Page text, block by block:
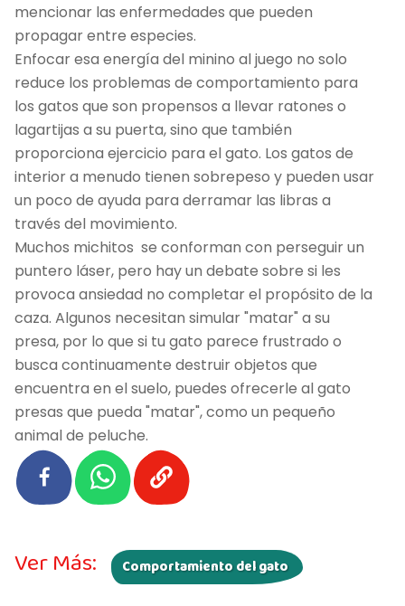
mencionar las enfermedades que pueden
propagar entre especies.
Enfocar esa energía del minino al juego no solo
reduce los problemas de comportamiento para
los gatos que son propensos a llevar ratones o
lagartijas a su puerta, sino que también
proporciona ejercicio para el gato. Los gatos de
interior a menudo tienen sobrepeso y pueden usar
un poco de ayuda para derramar las libras a
través del movimiento.
Muchos michitos se conforman con perseguir un
puntero láser, pero hay un debate sobre si les
provoca ansiedad no completar el propósito de la
caza. Algunos necesitan simular "matar" a su
presa, por lo que si tu gato parece frustrado o
busca continuamente destruir objetos que
encuentra en el suelo, puedes ofrecerle al gato
presas que pueda "matar", como un pequeño
animal de peluche.
Ver Más: Comportamiento del gato